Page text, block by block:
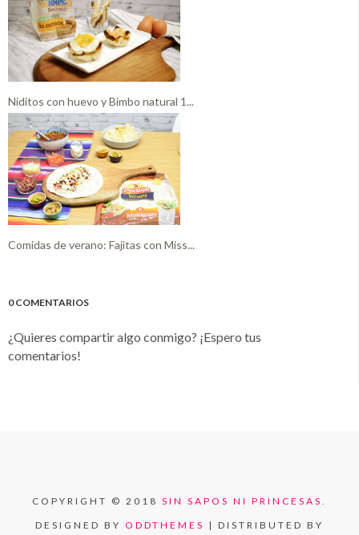
Niditos con huevo y Bimbo natural 1...
Comidas de verano: Fajitas con Miss...
0 COMENTARIOS
¿Quieres compartir algo conmigo? ¡Espero tus
comentarios!
COPYRIGHT © 2018 SIN SAPOS NI PRINCESAS.
DESIGNED BY ODDTHEMES | DISTRIBUTED BY